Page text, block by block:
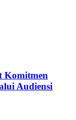
Komitmen
Audiensi